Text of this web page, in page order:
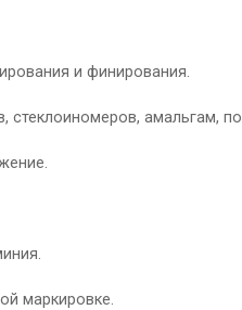
и финирования.
стеклоиномеров, амальгам,
маркировке.